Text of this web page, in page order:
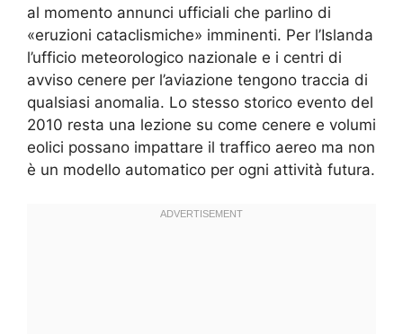
al momento annunci ufficiali che parlino di
«eruzioni cataclismiche» imminenti. Per l’Islanda
l’ufficio meteorologico nazionale e i centri di
avviso cenere per l’aviazione tengono traccia di
qualsiasi anomalia. Lo stesso storico evento del
2010 resta una lezione su come cenere e volumi
eolici possano impattare il traffico aereo ma non
è un modello automatico per ogni attività futura.